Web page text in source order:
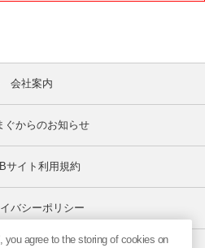
会社案内
ぐからのお知らせ
サイト利用規約
バシーポリシー
you agree to the storing of cookies on